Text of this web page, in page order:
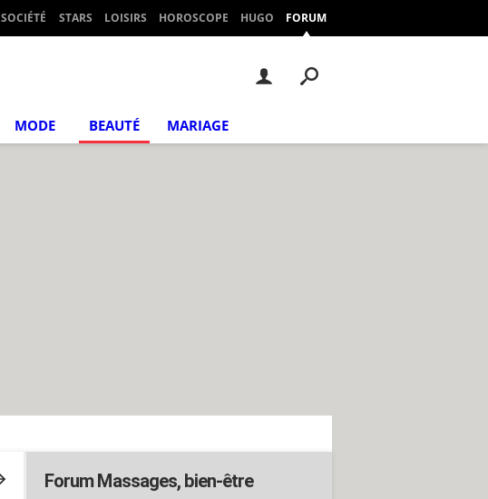
SOCIÉTÉ STARS LOISIRS HOROSCOPE HUGO FORUM
MODE BEAUTÉ MARIAGE
Forum Massages, bien-être